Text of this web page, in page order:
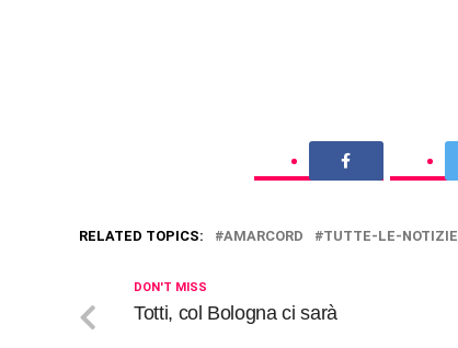
RELATED TOPICS: AMARCORD TUTTE-LE-NOTIZIE
DON'T MISS
Totti, col Bologna ci sarà